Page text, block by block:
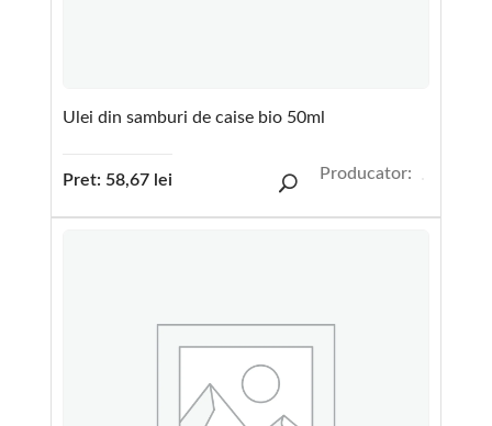
Ulei din samburi de caise bio 50ml
Pret: 58,67 lei Producator: